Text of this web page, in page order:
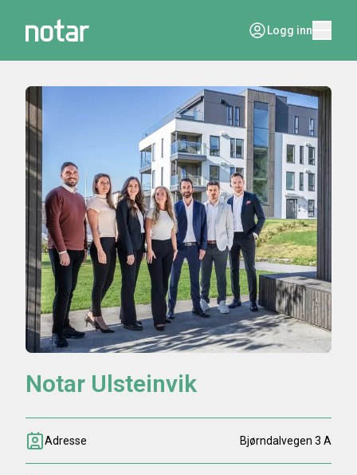
Logg inn
Notar Ulsteinvik
Adresse Bjørndalvegen 3 A